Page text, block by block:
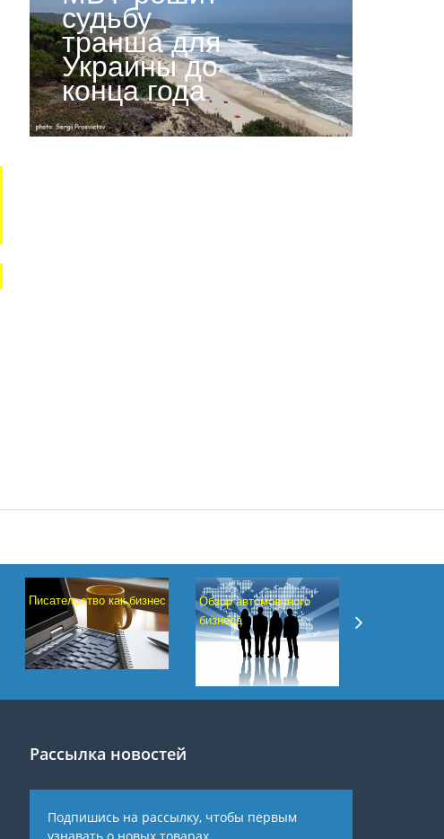
судьбу
транша для
Украины до
конца года
Писательство как бизнес
Обзор автомоечного
бизнеса
Рассылка новостей
Подпишись на рассылку, чтобы первым